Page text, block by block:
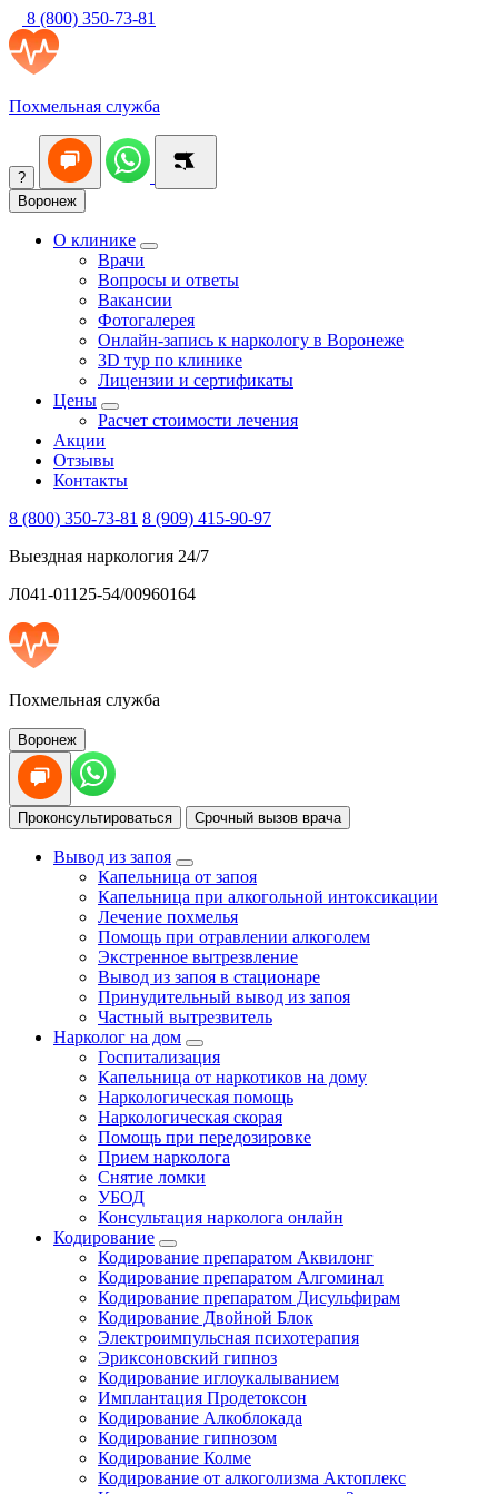
8 (800) 350-73-81
Похмельная служба
?
Воронеж
О клинике
Врачи
Вопросы и ответы
Вакансии
Фотогалерея
Онлайн-запись к наркологу в Воронеже
3D тур по клинике
Лицензии и сертификаты
Цены
Расчет стоимости лечения
Акции
Отзывы
Контакты
8 (800) 350-73-81 8 (909) 415-90-97
Выездная наркология 24/7
Л041-01125-54/00960164
Похмельная служба
Воронеж
Проконсультироваться Срочный вызов врача
Вывод из запоя
Капельница от запоя
Капельница при алкогольной интоксикации
Лечение похмелья
Помощь при отравлении алкоголем
Экстренное вытрезвление
Вывод из запоя в стационаре
Принудительный вывод из запоя
Частный вытрезвитель
Нарколог на дом
Госпитализация
Капельница от наркотиков на дому
Наркологическая помощь
Наркологическая скорая
Помощь при передозировке
Прием нарколога
Снятие ломки
УБОД
Консультация нарколога онлайн
Кодирование
Кодирование препаратом Аквилонг
Кодирование препаратом Алгоминал
Кодирование препаратом Дисульфирам
Кодирование Двойной Блок
Электроимпульсная психотерапия
Эриксоновский гипноз
Кодирование иглоукалыванием
Имплантация Продетоксон
Кодирование Алкоблокада
Кодирование гипнозом
Кодирование Колме
Кодирование от алкоголизма Актоплекс